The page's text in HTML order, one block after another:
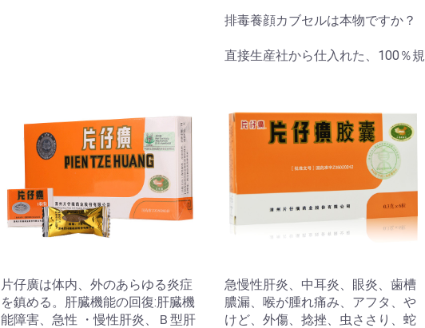
排毒養顔カブセルは本物ですか？
直接生産社から仕入れた、100％規
片仔廣は体内、外のあらゆる炎症
を鎮める。肝臓機能の回復:肝臓機
能障害、急性 ・慢性肝炎、Ｂ型肝
急慢性肝炎、中耳炎、眼炎、歯槽
膿漏、喉が腫れ痛み、アフタ、や
けど、外傷、捻挫、虫ささり、蛇